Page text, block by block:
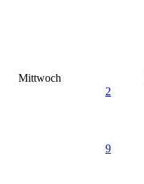
Mittwoch
2
9